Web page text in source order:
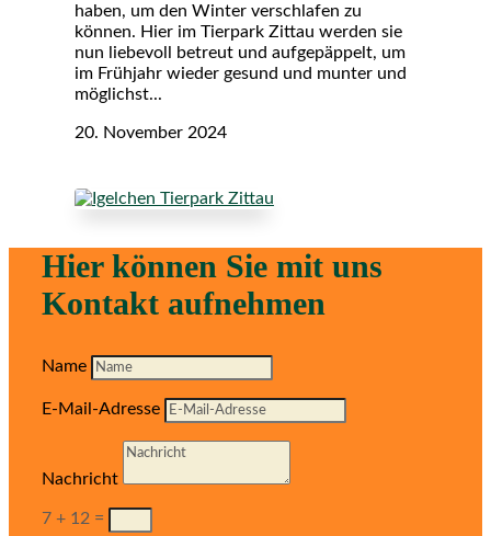
haben, um den Winter verschlafen zu
können. Hier im Tierpark Zittau werden sie
nun liebevoll betreut und aufgepäppelt, um
im Frühjahr wieder gesund und munter und
möglichst...
20. November 2024
Hier können Sie mit uns
Kontakt aufnehmen
Name
E-Mail-Adresse
Nachricht
7 + 12 =